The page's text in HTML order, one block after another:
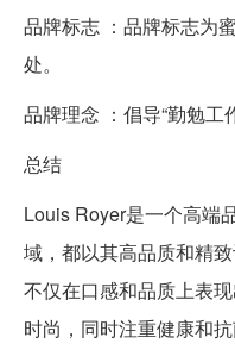
品牌标志 ：品牌标志为
处。
品牌理念 ：倡导“勤勉工
总结
Louis Royer是一个高端
域，都以其高品质和精
不仅在口感和品质上表
时尚，同时注重健康和